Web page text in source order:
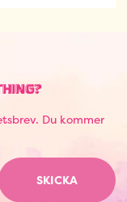
Du kommer
SKICKA